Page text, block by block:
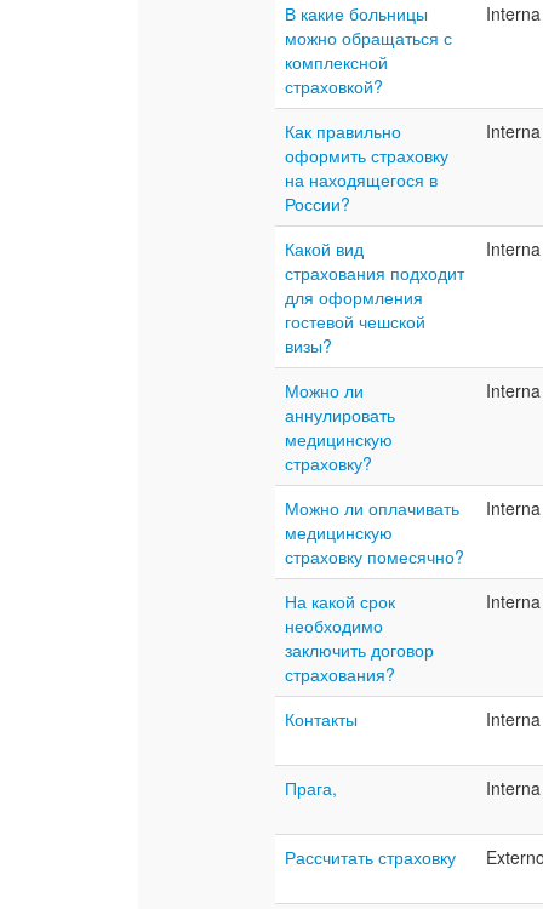
В какие больницы
можно обращаться с
комплексной
страховкой?
Interna
Как правильно
оформить страховку
на находящегося в
России?
Interna
Какой вид
страхования подходит
для оформления
гостевой чешской
визы?
Interna
Можно ли
аннулировать
медицинскую
страховку?
Interna
Можно ли оплачивать
медицинскую
страховку помесячно?
Interna
На какой срок
необходимо
заключить договор
страхования?
Interna
Контакты Interna
Прага, Interna
Рассчитать страховку